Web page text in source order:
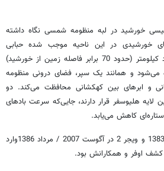
خورشید در لبه منظومه شمسی نگاه داشته
خورشیدی در این ناحیه موجب شده حبابی
مغناطیسی به پهنای 10 میلیارد کیلومتر (حدود 70 برابر فاصله زمین از خورشید)
می‌شود و همانند یک سپر، فضای درونی منظومه
و ابرهای بین کهکشانی محافظت می‌کند. دو
لایه هلیوسفر قرار دارند، جایی‌که سرعت بادهای
کاهش می‌یابد.
ویجر 1 در دسامبر 2004 / آذر 1383 و ویجر 2 در آگوست 2007 / مرداد 1386وارد
کشف اوفر و همکارانش بود.